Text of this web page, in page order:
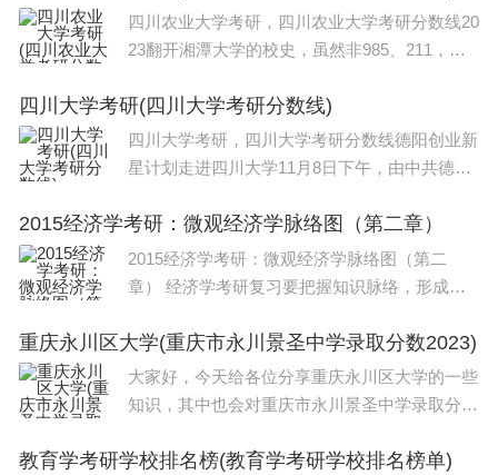
看吧！如果解决了您的问题，还望您关注下本
四川农业大学考研，四川农业大学考研分数线20
23翻开湘潭大学的校史，虽然非985、211，但
好在，在刚刚过去的2022年第二轮双一流评
选，湘潭大学凭借数学学科，入选双一流，挽回
了一
四川大学考研(四川大学考研分数线)
四川大学考研，四川大学考研分数线德阳创业新
星计划走进四川大学11月8日下午，由中共德阳
同行”校园招聘系列活动正式启动，首场走进四
川大学，德阳市委常委、组织部部长、
2015经济学考研：微观经济学脉络图（第二章）
2015经济学考研：微观经济学脉络图（第二
章） 经济学考研复习要把握知识脉络，形成系
各个知识点结合起来，不容易遗漏也方便记忆。
为此，小编建议2015年考研学习，要复习经济
学首
重庆永川区大学(重庆市永川景圣中学录取分数2023)
大家好，今天给各位分享重庆永川区大学的一些
知识，其中也会对重庆市永川景圣中学录取分数
巧解决你现在面临的问题，别忘了关注本站，现
教育学考研学校排名榜(教育学考研学校排名榜单)